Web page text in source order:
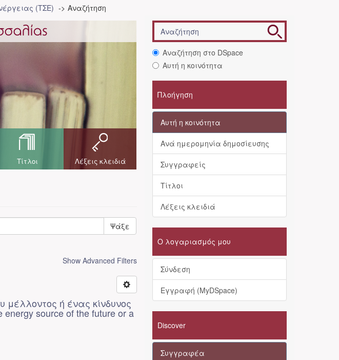
(ΤΣΕ) Αναζήτηση
Τίτλοι Λέξεις κλειδιά
Ψάξε
Show Advanced Filters
μέλλοντος ή ένας κίνδυνος
source of the future or a
Αναζήτηση στο DSpace
Αυτή η κοινότητα
Πλοήγηση
Αυτή η κοινότητα
Ανά ημερομηνία δημοσίευσης
Συγγραφείς
Τίτλοι
Λέξεις κλειδιά
Ο λογαριασμός μου
Σύνδεση
Εγγραφή (MyDSpace)
Discover
Συγγραφέα